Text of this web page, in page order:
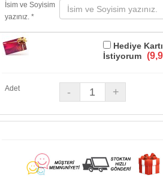
İsim ve Soyisim
yazınız. *
Hediye
İstiyorum
Adet